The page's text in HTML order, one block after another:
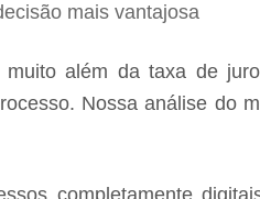
mais vantajosa
além da taxa de
Nossa análise do
completamente